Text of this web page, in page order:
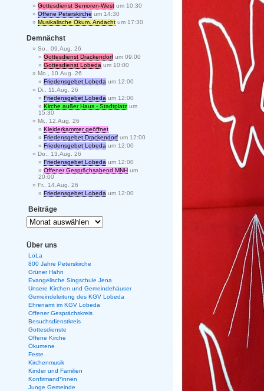
Gottesdienst Senioren-West um 10:30
Offene Peterskirche um 14:30
Musikalische Ökum. Andacht um 17:30
Demnächst
So., 09.Aug. 26
Gottesdienst Drackendorf um 09:00
Gottesdienst Lobeda um 10:00
Mo., 10.Aug. 26
Friedensgebet Lobeda um 12:00
Di., 11.Aug. 26
Friedensgebet Lobeda um 12:00
Kirche außer Haus - Stadtplatz um
15:30
Mi., 12.Aug. 26
Kleiderkammer geöffnet
Friedensgebet Drackendorf um 12:00
Friedensgebet Lobeda um 12:00
Do., 13.Aug. 26
Friedensgebet Lobeda um 12:00
Offener Gesprächsabend MNH um
20:00
Fr., 14.Aug. 26
Friedensgebet Lobeda um 12:00
Beiträge
Über uns
LoLa
800 Jahre Peterskirche
Grüner Hahn
Evangelische Singschule Jena
Unsere Kirchen und Gemeindehäuser
Gemeindeleitung des KGV Lobeda
Ehrenamt im KGV Lobeda
Offener Gesprächskreis
Besuchsdienstkreis
Gottesdienste
Offene Kirche
Ökumene
Feste
Kirchenmusik
Kinder und Familien
Konfirmand*innen
Junge Gemeinde